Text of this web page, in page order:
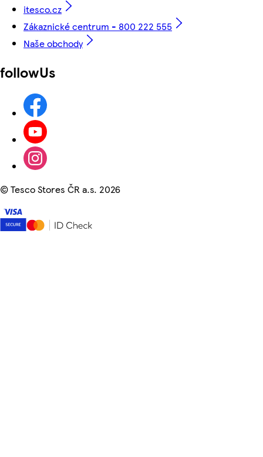
itesco.cz
Zákaznické centrum - 800 222 555
Naše obchody
followUs
©Tesco Stores ČR a.s. 2026